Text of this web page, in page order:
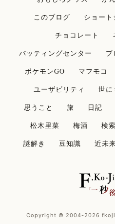
このブログ
ショート
チョコレート
バッティングセンター
プ
ポケモンGO
マフモコ
ユーザビリティ
世に
思うこと
旅 日記
松木里菜
梅酒 検
謎解き
豆知識 近未
Copyright © 2004-2026